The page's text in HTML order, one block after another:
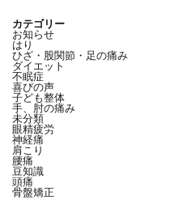
カテゴリー
お知らせ
はり
ひざ・股関節・足の痛み
ダイエット
不眠症
喜びの声
子ども整体
手、肘の痛み
未分類
眼精疲労
神経痛
肩こり
腰痛
豆知識
頭痛
骨盤矯正